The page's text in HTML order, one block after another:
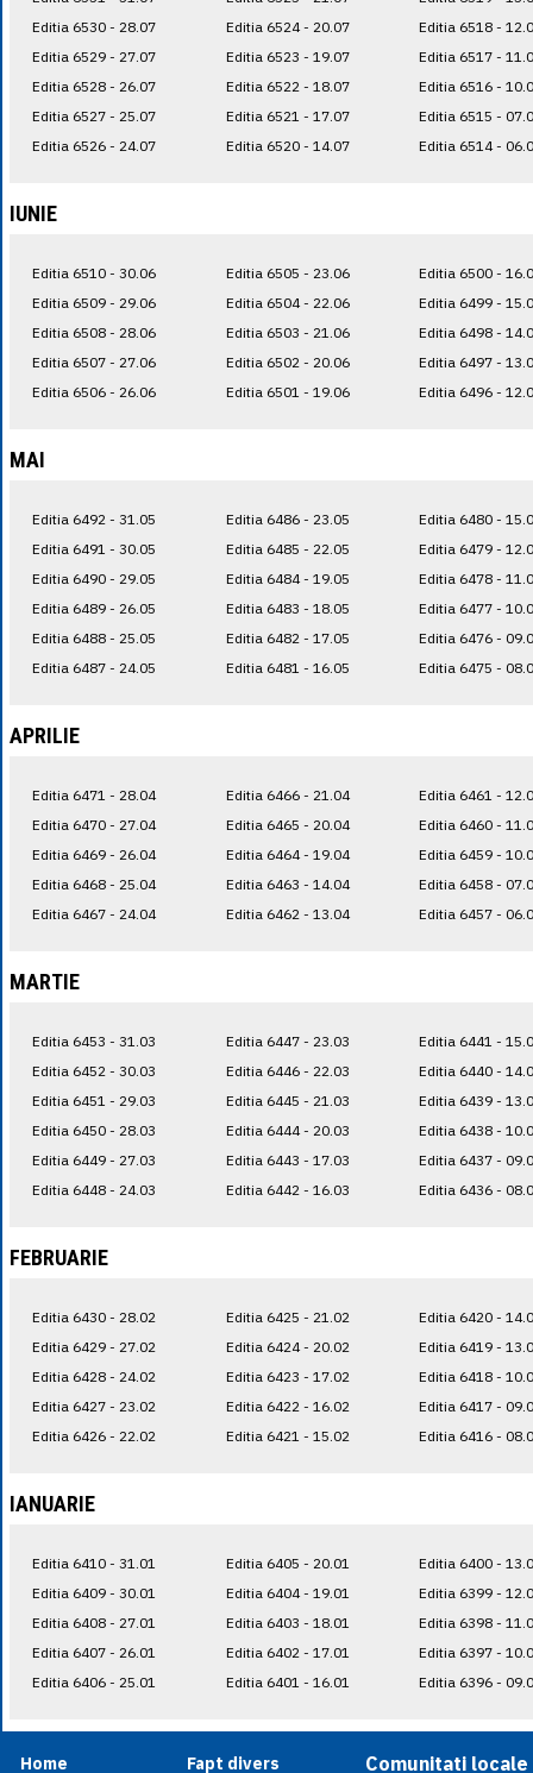
Editia 6530 - 28.07
Editia 6529 - 27.07
Editia 6528 - 26.07
Editia 6527 - 25.07
Editia 6526 - 24.07
Editia 6524 - 20.07
Editia 6523 - 19.07
Editia 6522 - 18.07
Editia 6521 - 17.07
Editia 6520 - 14.07
Editia 6518 -
Editia 6517 -
Editia 6516 -
Editia 6515 -
Editia 6514 -
IUNIE
Editia 6510 - 30.06
Editia 6509 - 29.06
Editia 6508 - 28.06
Editia 6507 - 27.06
Editia 6506 - 26.06
Editia 6505 - 23.06
Editia 6504 - 22.06
Editia 6503 - 21.06
Editia 6502 - 20.06
Editia 6501 - 19.06
Editia 6500 -
Editia 6499 -
Editia 6498 -
Editia 6497 -
Editia 6496 -
MAI
Editia 6492 - 31.05
Editia 6491 - 30.05
Editia 6490 - 29.05
Editia 6489 - 26.05
Editia 6488 - 25.05
Editia 6487 - 24.05
Editia 6486 - 23.05
Editia 6485 - 22.05
Editia 6484 - 19.05
Editia 6483 - 18.05
Editia 6482 - 17.05
Editia 6481 - 16.05
Editia 6480 -
Editia 6479 -
Editia 6478 -
Editia 6477 -
Editia 6476 -
Editia 6475 -
APRILIE
Editia 6471 - 28.04
Editia 6470 - 27.04
Editia 6469 - 26.04
Editia 6468 - 25.04
Editia 6467 - 24.04
Editia 6466 - 21.04
Editia 6465 - 20.04
Editia 6464 - 19.04
Editia 6463 - 14.04
Editia 6462 - 13.04
Editia 6461 -
Editia 6460 -
Editia 6459 -
Editia 6458 -
Editia 6457 -
MARTIE
Editia 6453 - 31.03
Editia 6452 - 30.03
Editia 6451 - 29.03
Editia 6450 - 28.03
Editia 6449 - 27.03
Editia 6448 - 24.03
Editia 6447 - 23.03
Editia 6446 - 22.03
Editia 6445 - 21.03
Editia 6444 - 20.03
Editia 6443 - 17.03
Editia 6442 - 16.03
Editia 6441 -
Editia 6440 -
Editia 6439 -
Editia 6438 -
Editia 6437 -
Editia 6436 -
FEBRUARIE
Editia 6430 - 28.02
Editia 6429 - 27.02
Editia 6428 - 24.02
Editia 6427 - 23.02
Editia 6426 - 22.02
Editia 6425 - 21.02
Editia 6424 - 20.02
Editia 6423 - 17.02
Editia 6422 - 16.02
Editia 6421 - 15.02
Editia 6420 -
Editia 6419 -
Editia 6418 -
Editia 6417 -
Editia 6416 -
IANUARIE
Editia 6410 - 31.01
Editia 6409 - 30.01
Editia 6408 - 27.01
Editia 6407 - 26.01
Editia 6406 - 25.01
Editia 6405 - 20.01
Editia 6404 - 19.01
Editia 6403 - 18.01
Editia 6402 - 17.01
Editia 6401 - 16.01
Editia 6400 -
Editia 6399 -
Editia 6398 -
Editia 6397 -
Editia 6396 -
Home
Fapt divers
Comunitati locale